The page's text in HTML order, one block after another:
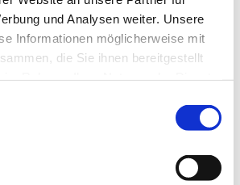
und Analysen weiter. Unsere
Informationen möglicherweise mit
die Sie ihnen bereitgestellt